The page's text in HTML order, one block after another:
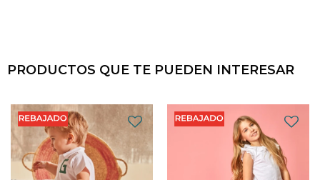
PRODUCTOS QUE TE PUEDEN INTERESAR